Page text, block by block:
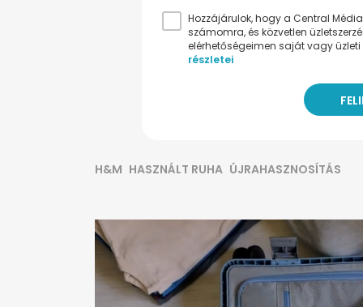
Hozzájárulok, hogy a Central
számomra, és közvetlen
elérhetőségeimen saját vagy
részletei
H&M HASZNÁLT RUHA ÚJRAHASZNOSÍTÁS